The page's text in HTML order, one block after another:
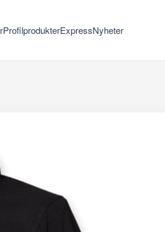
ProfilprodukterExpressNyheter